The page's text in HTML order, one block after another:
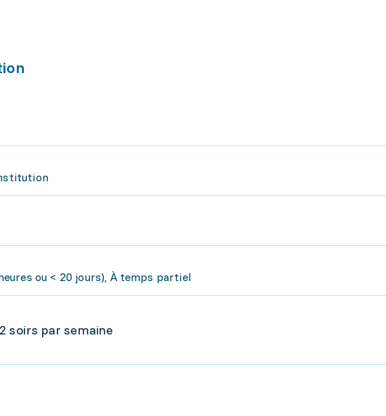
ou < 20 jours), À temps partiel
soirs par semaine